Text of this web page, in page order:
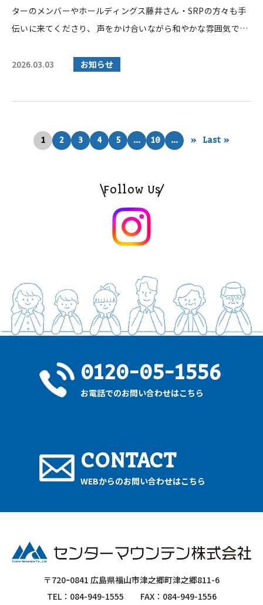
ターのメンバーやホールディングス藤井さん・SRPの方々も手
伝いに来てくださり、 声をかけ合いながら和やかな雰囲気で作
2026.03.03
お知らせ
1 2 3 4 5 ... 10 ... » Last »
Follow Us
0120-05-1556
お電話でのお問い合わせはこちら
CONTACT
WEBからのお問い合わせはこちら
〒720ｰ0841 広島県福山市津之郷町津之郷811-6
TEL：084-949-1555
FAX：084-949-1556